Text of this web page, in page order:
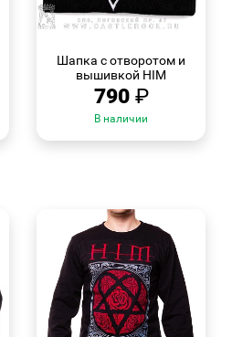
Шапка с отворотом и
вышивкой HIM
790 ₽
В наличии